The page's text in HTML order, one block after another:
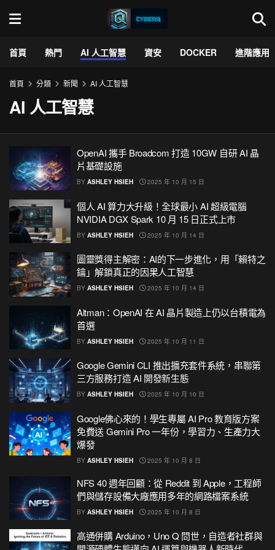
首頁 熱門 AI 人工智慧 資安 DOCKER 進階應用
首頁 分類 新聞 AI 人工智慧
AI 人工智慧
OpenAI 攜手 Broadcom 打造 10GW 自研 AI 晶
片基礎設施
BY ASHLEY HSIEH 2025 年 10 月 15 日
個人 AI 算力大升級！全球最小 AI 超級電腦
NVIDIA DGX Spark 10 月 15 日正式上市
BY ASHLEY HSIEH 2025 年 10 月 14 日
圖靈獎得主解密：AI的下一步進化，用「賴特之
鑰」解鎖真正的因果人工智慧
BY ASHLEY HSIEH 2025 年 10 月 14 日
Altman：OpenAI 在 AI 晶片製造上仍以台積電為
首選
BY ASHLEY HSIEH 2025 年 10 月 11 日
Google Gemini CLI 推出擴充套件系統，串聯第
三方服務打造 AI 開發新生態
BY ASHLEY HSIEH 2025 年 10 月 10 日
Google佛心來的！學生專屬 AI Pro 教育版方案
免費送 Gemini Pro 一年份，學習力、生產力大
爆發
BY ASHLEY HSIEH 2025 年 10 月 8 日
NFS 40 週年回顧：從 Reddit 到 Apple，工程師
們與儲存設備大廠應用多年的網路檔案系統
BY ASHLEY HSIEH 2025 年 10 月 8 日
高通併購 Arduino，Uno Q 問世，自造者社群與